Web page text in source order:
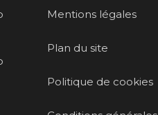
Mentions légales
Plan du site
Politique de cookies